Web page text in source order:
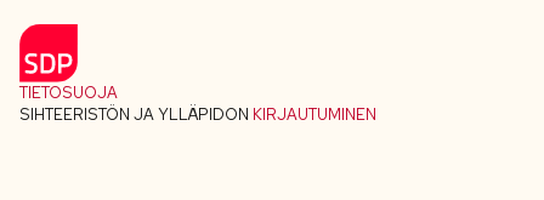
TIETOSUOJA
SIHTEERISTÖN JA YLLÄPIDON KIRJAUTUMINEN